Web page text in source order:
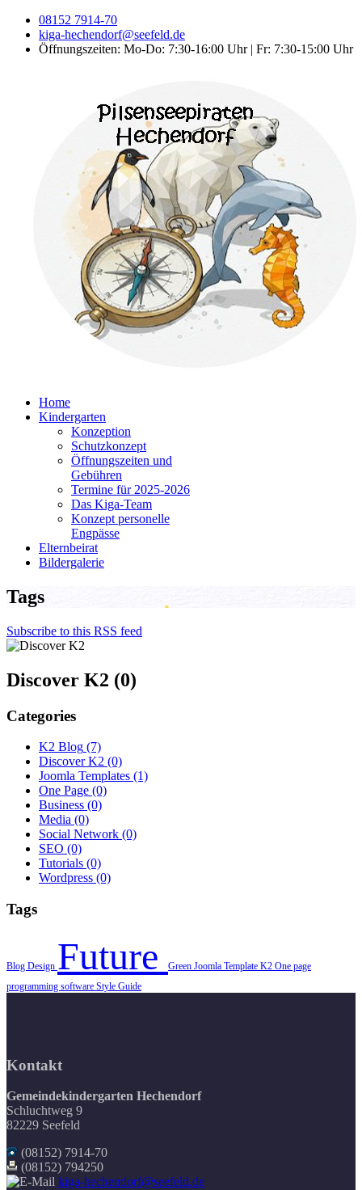
08152 7914-70
kiga-hechendorf@seefeld.de
Öffnungszeiten: Mo-Do: 7:30-16:00 Uhr | Fr: 7:30-15:00 Uhr
Home
Kindergarten
Konzeption
Schutzkonzept
Öffnungszeiten und
Gebühren
Termine für 2025-2026
Das Kiga-Team
Konzept personelle
Engpässe
Elternbeirat
Bildergalerie
Tags
Subscribe to this RSS feed
Discover K2 (0)
Categories
K2 Blog (7)
Discover K2 (0)
Joomla Templates (1)
One Page (0)
Business (0)
Media (0)
Social Network (0)
SEO (0)
Tutorials (0)
Wordpress (0)
Tags
Blog Design Future Green Joomla Template K2 One page
programming software Style Guide
Kontakt
Gemeindekindergarten Hechendorf
Schluchtweg 9
82229 Seefeld
(08152) 7914-70
(08152) 794250
kiga-hechendorf@seefeld.de